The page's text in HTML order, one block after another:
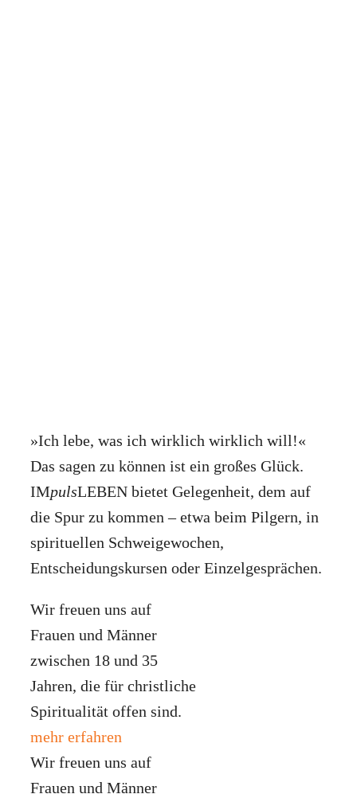
»Ich lebe, was ich wirklich wirklich will!«
Das sagen zu können ist ein großes Glück.
IMpulsLEBEN bietet Gelegenheit, dem auf
die Spur zu kommen – etwa beim Pilgern, in
spirituellen Schweigewochen,
Entscheidungskursen oder Einzelgesprächen.
Wir freuen uns auf
Frauen und Männer
zwischen 18 und 35
Jahren, die für christliche
Spiritualität offen sind.
mehr erfahren
Wir freuen uns auf
Frauen und Männer